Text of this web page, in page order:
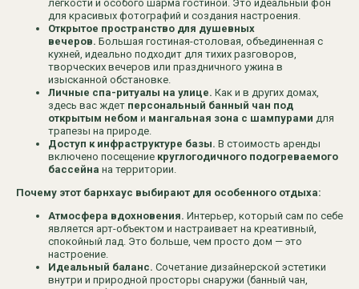
лёгкости и особого шарма гостиной. Это идеальный фон
для красивых фотографий и создания настроения.
Открытое пространство для душевных
вечеров. Большая гостиная-столовая, объединенная с
кухней, идеально подходит для тихих разговоров,
творческих вечеров или праздничного ужина в
изысканной обстановке.
Личные спа-ритуалы на улице. Как и в других домах,
здесь вас ждет персональный банный чан под
открытым небом и мангальная зона с шампурами для
трапезы на природе.
Доступ к инфраструктуре базы. В стоимость аренды
включено посещение круглогодичного подогреваемого
бассейна на территории.
Почему этот барнхаус выбирают для особенного отдыха:
Атмосфера вдохновения. Интерьер, который сам по себе
является арт-объектом и настраивает на креативный,
спокойный лад. Это больше, чем просто дом — это
настроение.
Идеальный баланс. Сочетание дизайнерской эстетики
внутри и природной просторы снаружи (банный чан,